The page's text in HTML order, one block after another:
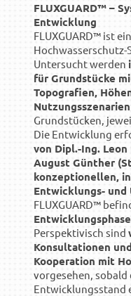
FLUXGUARD™ –
Entwicklung
FLUXGUARD™ ist
Untersucht werden
für Grundstücke
Topografien,
Nutzungsszenarien
Grundstücken,
Die Entwicklung
von Dipl.-Ing.
August Günther
konzeptionellen,
Entwicklungs- und
FLUXGUARD™
Entwicklungsphase
Perspektivisch sind
Konsultationen
Kooperation mit
vorgesehen,
Entwicklungsstand